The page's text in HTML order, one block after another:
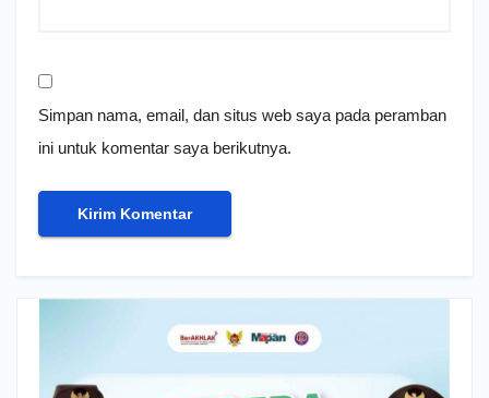
Simpan nama, email, dan situs web saya pada peramban
ini untuk komentar saya berikutnya.